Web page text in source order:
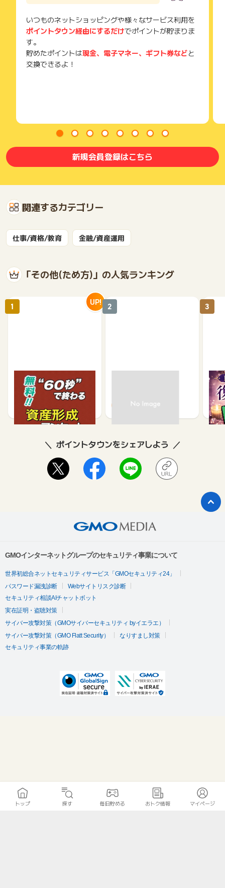
いつものネットショッピングや様々なサービス利用を
ポイントタウン経由にするだけでポイントが貯まりま
す。
貯めたポイントは現金、電子マネー、ギフト券などと
交換できるよ！
新規会員登録はこちら
関連するカテゴリー
仕事/資格/教育 金融/資産運用
「その他(ため方)」の人気ランキング
【無料・60秒で終わる】
資産形成に関するアンケ
ート
675 1,200
1 UP!
64
2
復
ケー
3
ポイントタウンをシェアしよう
GMOインターネットグループのセキュリティ事業について
世界初総合ネットセキュリティサービス「GMOセキュリティ24」
パスワード漏洩診断
Webサイトリスク診断
セキュリティ相談AIチャットボット
実在証明・盗聴対策
サイバー攻撃対策（GMOサイバーセキュリティ byイエラエ）
サイバー攻撃対策（GMO Flatt Security）
なりすまし対策
セキュリティ事業の軌跡
トップ 探す 毎日貯める おトク情報 マイページ